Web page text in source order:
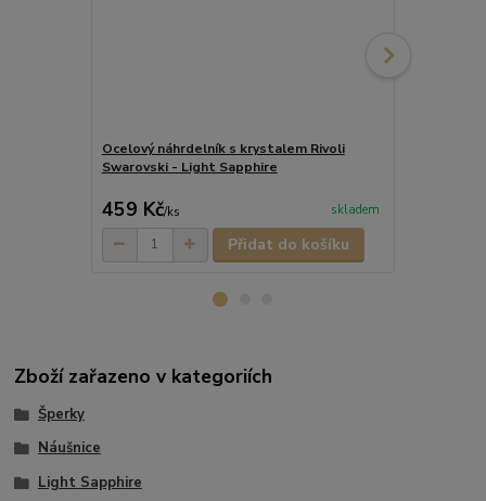
Ocelový náhrdelník s krystalem Rivoli
Swarovski - Light Sapphire
459 Kč/ks skladem
Přidat do košíku
Zboží zařazeno v kategoriích
Šperky
Náušnice
Light Sapphire